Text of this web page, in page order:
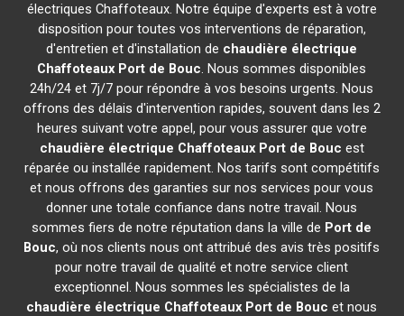
électriques Chaffoteaux. Notre équipe d'experts est à votre
disposition pour toutes vos interventions de réparation,
d'entretien et d'installation de chaudière électrique
Chaffoteaux Port de Bouc. Nous sommes disponibles
24h/24 et 7j/7 pour répondre à vos besoins urgents. Nous
offrons des délais d'intervention rapides, souvent dans les 2
heures suivant votre appel, pour vous assurer que votre
chaudière électrique Chaffoteaux Port de Bouc est
réparée ou installée rapidement. Nos tarifs sont compétitifs
et nous offrons des garanties sur nos services pour vous
donner une totale confiance dans notre travail. Nous
sommes fiers de notre réputation dans la ville de Port de
Bouc, où nos clients nous ont attribué des avis très positifs
pour notre travail de qualité et notre service client
exceptionnel. Nous sommes les spécialistes de la
chaudière électrique Chaffoteaux Port de Bouc et nous